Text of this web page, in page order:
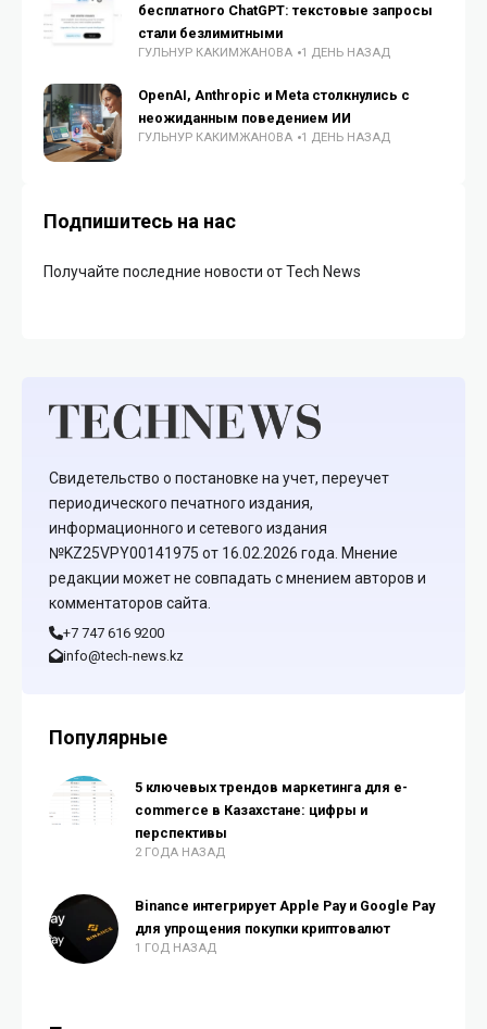
бесплатного ChatGPT: текстовые запросы
стали безлимитными
ГУЛЬНУР КАКИМЖАНОВА 1 ДЕНЬ НАЗАД
OpenAI, Anthropic и Meta столкнулись с
неожиданным поведением ИИ
ГУЛЬНУР КАКИМЖАНОВА 1 ДЕНЬ НАЗАД
Подпишитесь на нас
Получайте последние новости от Tech News
Свидетельство о постановке на учет, переучет
периодического печатного издания,
информационного и сетевого издания
№KZ25VPY00141975 от 16.02.2026 года. Мнение
редакции может не совпадать с мнением авторов и
комментаторов сайта.
+7 747 616 9200
info@tech-news.kz
Популярные
5 ключевых трендов маркетинга для e-
commerce в Казахстане: цифры и
перспективы
2 ГОДА НАЗАД
Binance интегрирует Apple Pay и Google Pay
для упрощения покупки криптовалют
1 ГОД НАЗАД